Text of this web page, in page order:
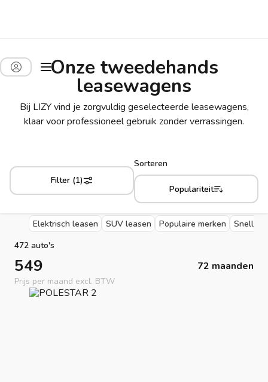
Onze tweedehands
leasewagens
Bij LIZY vind je zorgvuldig geselecteerde leasewagens,
klaar voor professioneel gebruik zonder verrassingen.
Filter (1)
Sorteren
Populariteit
Elektrisch leasen SUV leasen Populaire merken
Snelle
472 auto's
549 72 maanden
Prijs per maand excl. BTW